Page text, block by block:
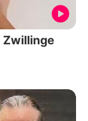
Zwillinge